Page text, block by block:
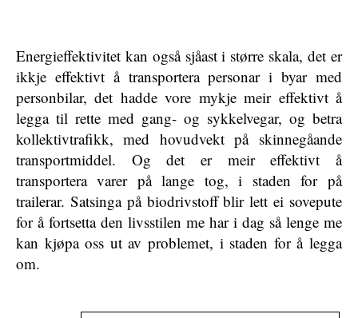
Energieffektivitet kan også sjåast i større skala, det er
ikkje effektivt å transportera personar i byar med
personbilar, det hadde vore mykje meir effektivt å
legga til rette med gang- og sykkelvegar, og betra
kollektivtrafikk, med hovudvekt på skinnegåande
transportmiddel. Og det er meir effektivt å
transportera varer på lange tog, i staden for på
trailerar. Satsinga på biodrivstoff blir lett ei sovepute
for å fortsetta den livsstilen me har i dag så lenge me
kan kjøpa oss ut av problemet, i staden for å legga
om.